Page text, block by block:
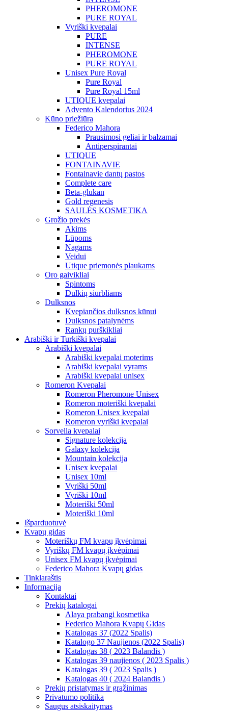
PHEROMONE
PURE ROYAL
Vyriški kvepalai
PURE
INTENSE
PHEROMONE
PURE ROYAL
Unisex Pure Royal
Pure Royal
Pure Royal 15ml
UTIQUE kvepalai
Advento Kalendorius 2024
Kūno priežiūra
Federico Mahora
Prausimosi geliai ir balzamai
Antiperspirantai
UTIQUE
FONTAINAVIE
Fontainavie dantų pastos
Complete care
Beta-glukan
Gold regenesis
SAULĖS KOSMETIKA
Grožio prekės
Akims
Lūpoms
Nagams
Veidui
Utique priemonės plaukams
Oro gaivikliai
Spintoms
Dulkių siurbliams
Dulksnos
Kvepiančios dulksnos kūnui
Dulksnos patalynėms
Rankų purškikliai
Arabiški ir Turkiški kvepalai
Arabiški kvepalai
Arabiški kvepalai moterims
Arabiški kvepalai vyrams
Arabiški kvepalai unisex
Romeron Kvepalai
Romeron Pheromone Unisex
Romeron moteriški kvepalai
Romeron Unisex kvepalai
Romeron vyriški kvepalai
Sorvella kvepalai
Signature kolekcija
Galaxy kolekcija
Mountain kolekcija
Unisex kvepalai
Unisex 10ml
Vyriški 50ml
Vyriški 10ml
Moteriški 50ml
Moteriški 10ml
Išparduotuvė
Kvapų gidas
Moteriškų FM kvapų įkvėpimai
Vyriškų FM kvapų įkvėpimai
Unisex FM kvapų įkvėpimai
Federico Mahora Kvapų gidas
Tinklaraštis
Informacija
Kontaktai
Prekių katalogai
Alaya prabangi kosmetika
Federico Mahora Kvapų Gidas
Katalogas 37 (2022 Spalis)
Katalogo 37 Naujienos (2022 Spalis)
Katalogas 38 ( 2023 Balandis )
Katalogas 39 naujienos ( 2023 Spalis )
Katalogas 39 ( 2023 Spalis )
Katalogas 40 ( 2024 Balandis )
Prekių pristatymas ir grąžinimas
Privatumo politika
Saugus atsiskaitymas